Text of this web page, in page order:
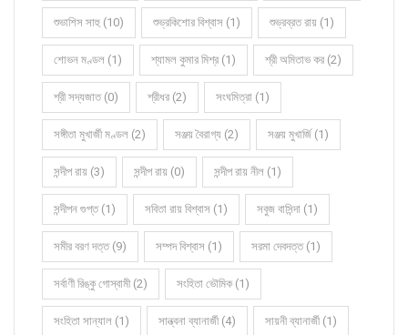
শুভাশিস সাহু (10) শুভ্রকিশোর বিশ্বাস (1) শুভ্রব্রত রায় (1)
শোভন মণ্ডল (1) শ্যামল কুমার মিশ্র (1) শ্রী অমিতাভ কর (2)
শ্রী সদ্যজাত (0) শ্রীধর (2) সংঘমিত্রা (1)
সঙ্গীতা মুখার্জী মণ্ডল (2) সঞ্জয় বৈরাগ্য (2) সঞ্জয় মুখার্জি (1)
সন্দীপ রায় (3) সন্দীপ রায় (0) সন্দীপ রায় নীল (1)
সন্দীপন গুপ্ত (1) সবিতা রায় বিশ্বাস (1) সবুজ বাসিন্দা (1)
সমীর বরণ দত্ত (9) সম্পদ বিশ্বাস (1) সরমা দেবদত্ত (1)
সর্বাণী রিঙ্কু গোস্বামী (2) সংহিতা ভৌমিক (1)
সংহিতা সান্যাল (1) সান্ত্বনা ব্যানার্জী (4) সায়নী ব্যানার্জী (1)